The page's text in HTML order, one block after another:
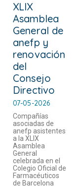
XLIX
Asamblea
General de
anefp y
renovación
del
Consejo
Directivo
07-05-2026
Compañías
asociadas de
anefp asistentes
a la XLIX
Asamblea
General
celebrada en el
Colegio Oficial de
Farmacéuticos
de Barcelona